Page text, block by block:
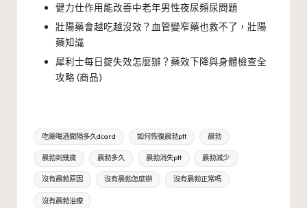
健力仕作用能改善中老年男性夜尿頻尿問題
壯陽藥會越吃越沒效？血管變窄藥也救不了，壯陽
藥知識
犀利士每日錠失效怎麼辦？藥效下降與身體檢查全
攻略 (商品)
Tags:
吃藥喝酒間隔多久dcard 如何恢復晨勃ptt 晨勃
晨勃到幾歲 晨勃多久 晨勃消失ptt 晨勃減少
沒有晨勃原因 沒有晨勃怎麼辦 沒有晨勃正常嗎
沒有晨勃治療